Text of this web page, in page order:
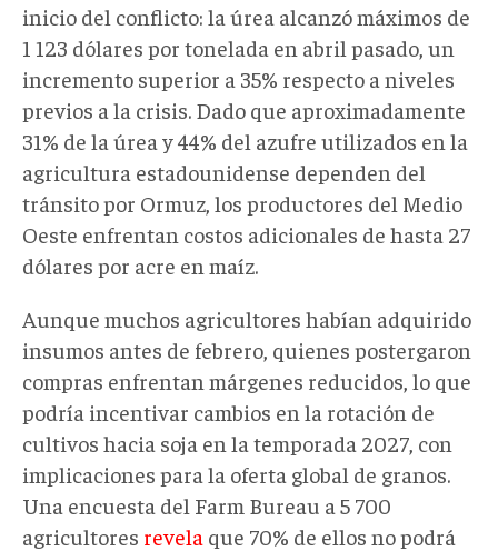
inicio del conflicto: la úrea alcanzó máximos de
1 123 dólares por tonelada en abril pasado, un
incremento superior a 35% respecto a niveles
previos a la crisis. Dado que aproximadamente
31% de la úrea y 44% del azufre utilizados en la
agricultura estadounidense dependen del
tránsito por Ormuz, los productores del Medio
Oeste enfrentan costos adicionales de hasta 27
dólares por acre en maíz.
Aunque muchos agricultores habían adquirido
insumos antes de febrero, quienes postergaron
compras enfrentan márgenes reducidos, lo que
podría incentivar cambios en la rotación de
cultivos hacia soja en la temporada 2027, con
implicaciones para la oferta global de granos.
Una encuesta del Farm Bureau a 5 700
agricultores revela que 70% de ellos no podrá